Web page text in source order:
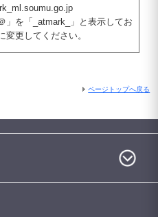
を「_atmark_」と表示してお
更してください。
ページトップへ戻る